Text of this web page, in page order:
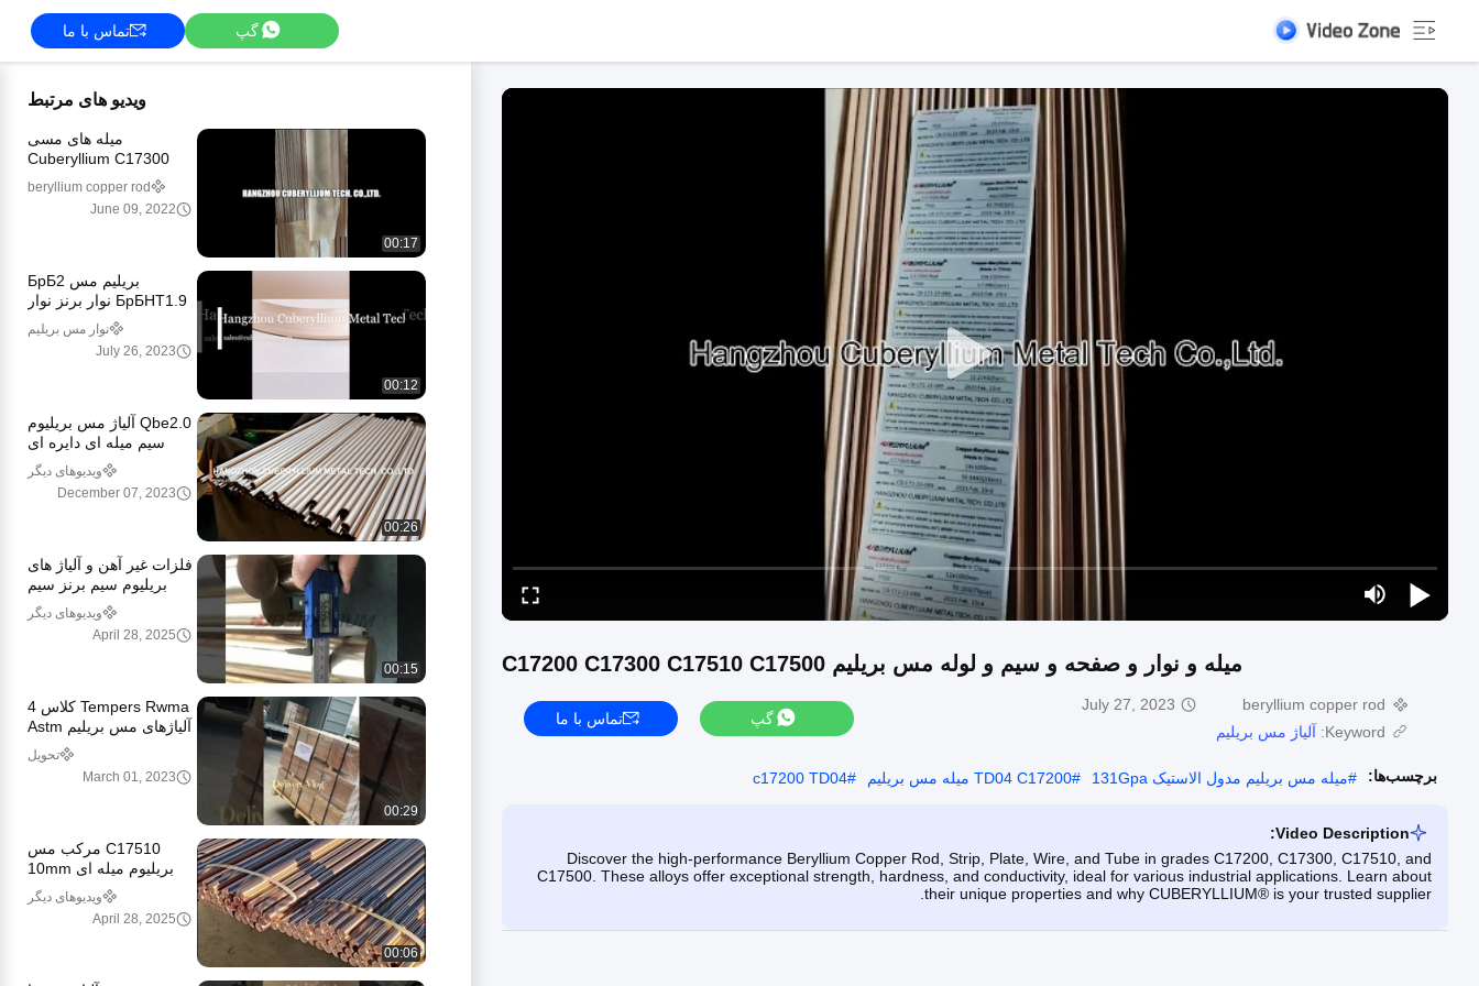
گپ تماس با ما
میله و نوار و صفحه و سیم و لوله مس بریلیم C17200 C17300 C17510 C17500
beryllium copper rod
July 27, 2023
Keyword:
آلیاژ مس بریلیم
گپ تماس با ما
برچسب‌ها: #میله مس بریلیم مدول الاستیک 131Gpa #TD04 C17200 میله مس بریلیم #
c17200 TD04
Video Description:
Discover the high-performance Beryllium Copper Rod, Strip, Plate, Wire, and Tube in grades C17200, C17300, C17510, and
C17500. These alloys offer exceptional strength, hardness, and conductivity, ideal for various industrial applications. Learn about
their unique properties and why CUBERYLLIUM® is your trusted supplier.
ویدیو های مرتبط
00:17
میله های مسی
Cuberyllium C17300
1.3mm Dia X 2000mmL
With Temper TD04
beryllium copper rod
June 09, 2022
00:12
بریلیم مس БрБ2
БрБНТ1.9 نوار برنز نوار
برنز نوار برنز
نوار مس بریلیم
July 26, 2023
00:26
Qbe2.0 آلیاژ مس بریلیوم
سیم میله ای دایره ای
استاندارد گوست 1789-70ویدیوهای دیگر
December 07, 2023
00:15
فلزات غیر آهن و آلیاژ های
بریلیوم سیم برنز سیم
ویدیوهای دیگر
April 28, 2025
00:29
Tempers Rwma کلاس 4
آلیاژهای مس بریلیم Astm
استاندارد روشن پرداخت
تحویل
March 01, 2023
00:06
C17510 مرکب مس
بریلیوم میله ای 10mm
11mm 15mm 20mm
25mm
ویدیوهای دیگر
April 28, 2025